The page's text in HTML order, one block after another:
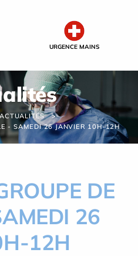
URGENCE MAINS
ACTUALITÉS
- SAMEDI 26 JANVIER 10H-12H
DE
26
12H